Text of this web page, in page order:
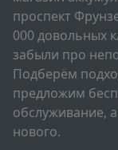
проспект
000 довольных
забыли про
Подберём
предложим
обслуживание,
нового.